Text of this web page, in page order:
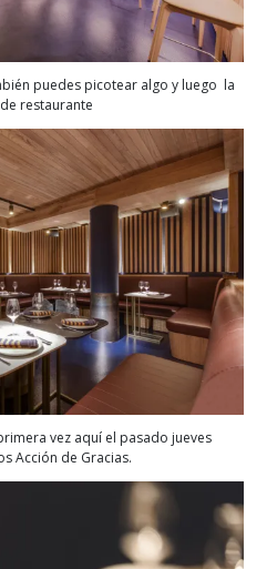
puedes picotear algo y luego la
restaurante
vez aquí el pasado jueves
Acción de Gracias.